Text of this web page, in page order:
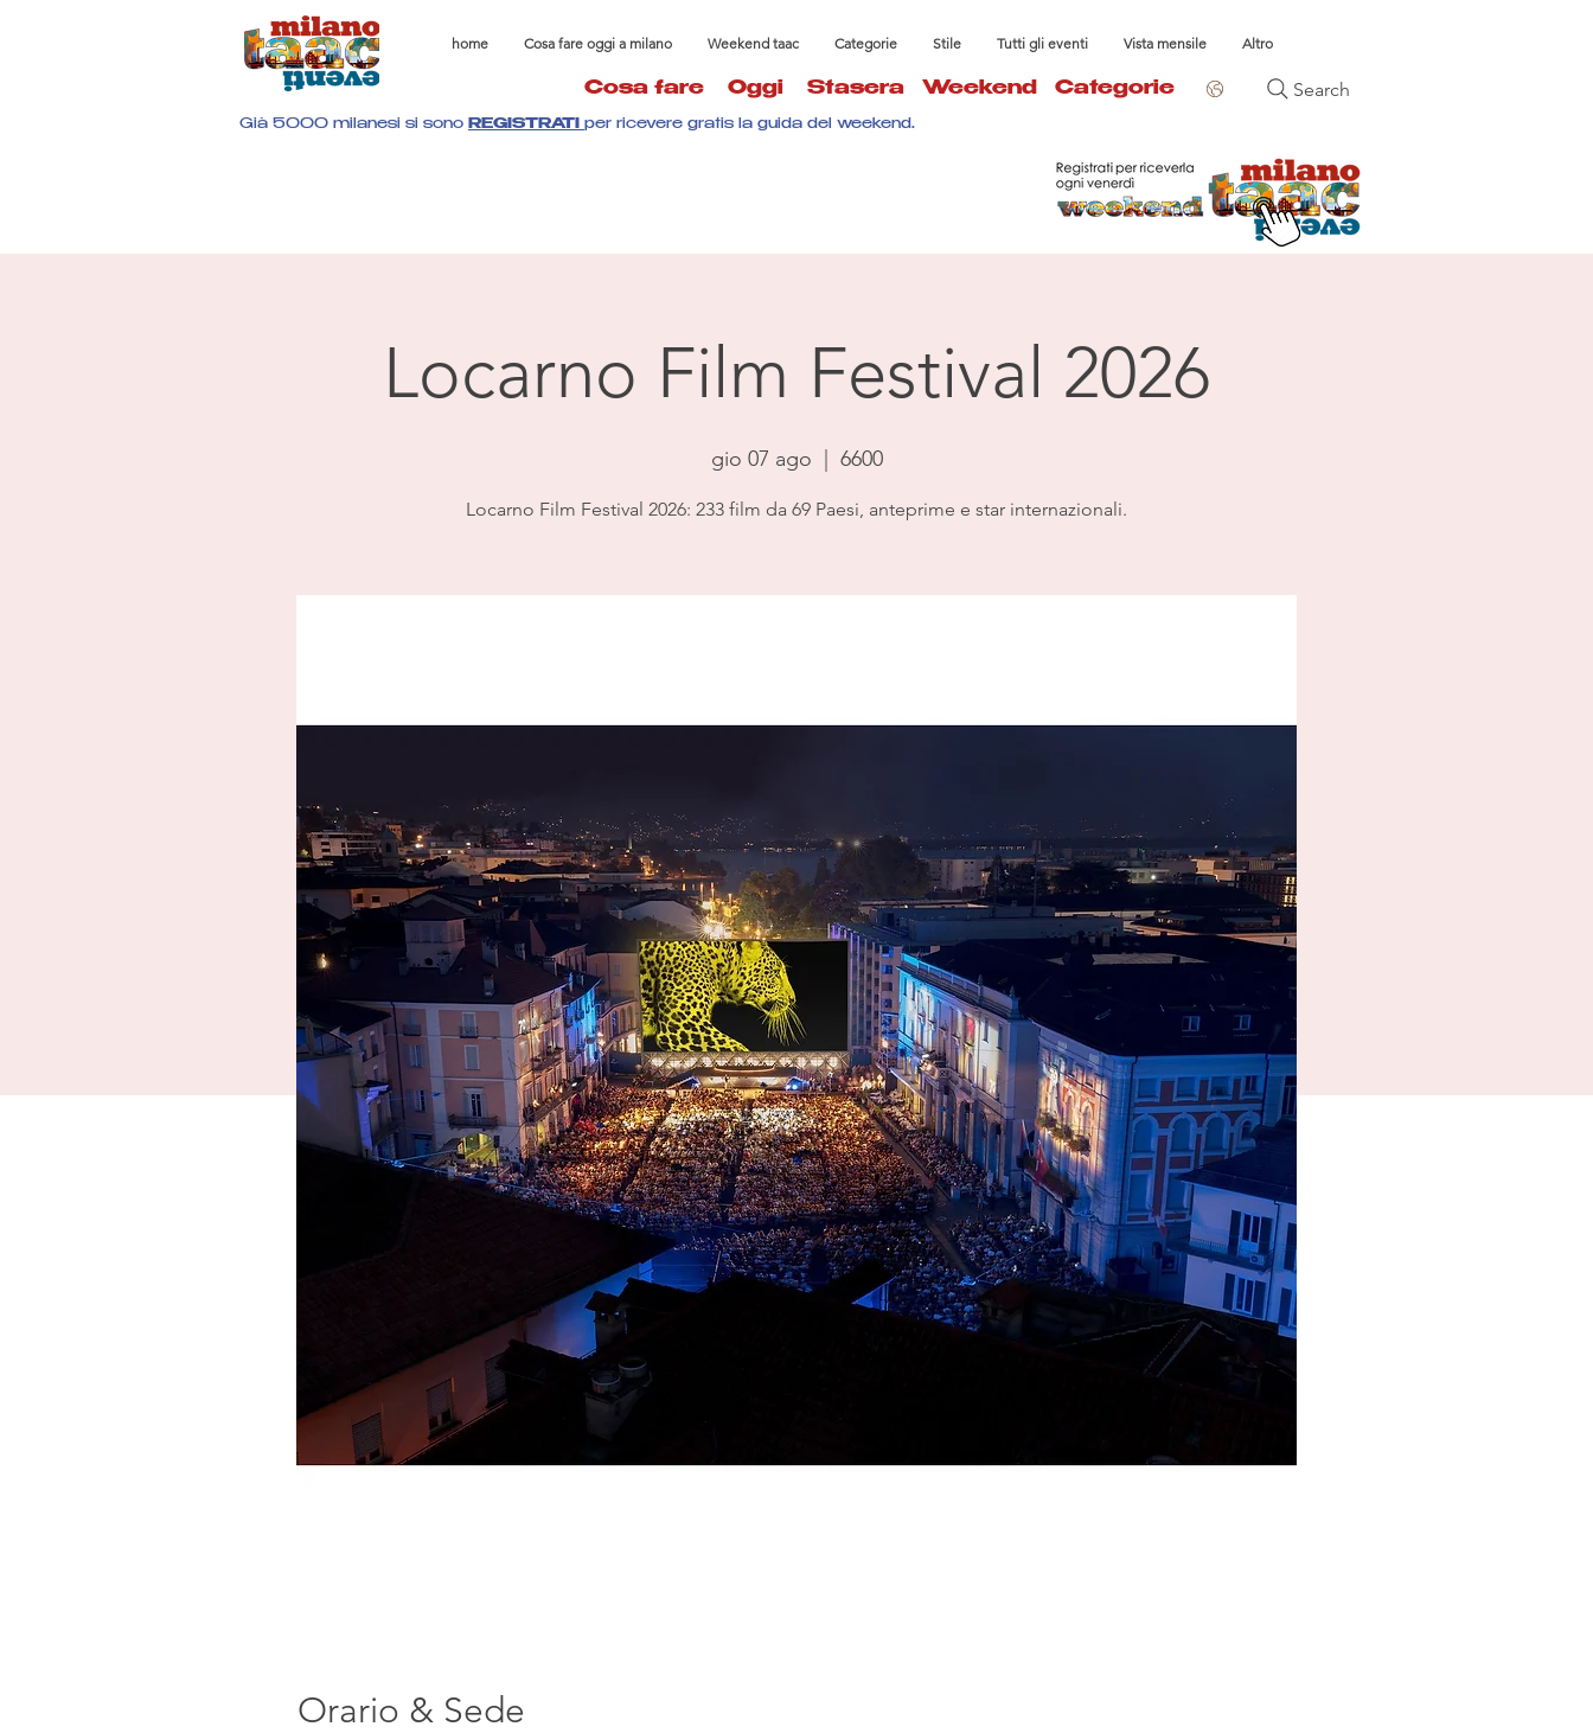
home Cosa fare oggi a milano Weekend taac Categorie Stile Tutti gli eventi Vista mensile Altro
Cosa fare Oggi Stasera Weekend Categorie Search
Già 5000 milanesi si sono REGISTRATI per ricevere gratis la guida del weekend.
Locarno Film Festival 2026
gio 07 ago 6600
Locarno Film Festival 2026: 233 film da 69 Paesi, anteprime e star internazionali.
Orario & Sede